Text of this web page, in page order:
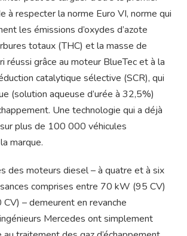
à respecter la norme Euro VI, norme qui
les émissions d’oxydes d’azote
totaux (THC) et la masse de
réussi grâce au moteur BlueTec et à la
catalytique sélective (SCR), qui
(solution aqueuse d’urée à 32,5%)
Une technologie qui a déjà
plus de 100 000 véhicules
marque.
des moteurs diesel – à quatre et à six
comprises entre 70 kW (95 CV)
– demeurent en revanche
Mercedes ont simplement